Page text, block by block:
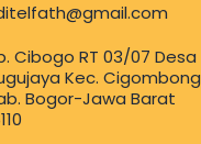
Cibogo RT 03/07 Desa
Kec. Cigombong
Bogor-Jawa Barat